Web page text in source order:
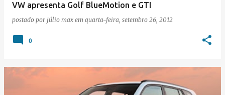
VW apresenta Golf BlueMotion e GTI
postado por júlio max em quarta-feira, setembro 26, 2012
0